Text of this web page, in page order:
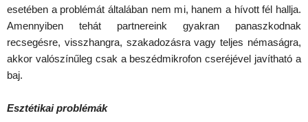
esetében a problémát általában nem mi, hanem a hívott fél hallja.
Amennyiben tehát partnereink gyakran panaszkodnak
recsegésre, visszhangra, szakadozásra vagy teljes némaságra,
akkor valószínűleg csak a beszédmikrofon cseréjével javítható a
baj.
Esztétikai problémák